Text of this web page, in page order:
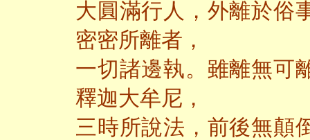
大圓滿行人，外離於俗
密密所離者，
一切諸邊執。雖離無可
釋迦大牟尼，
三時所說法，前後無顛